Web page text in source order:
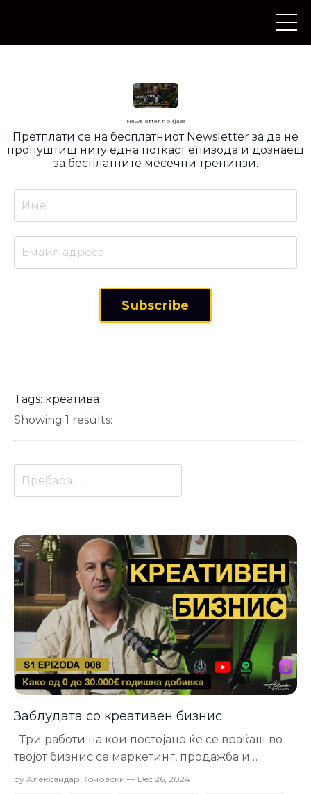
Newsletter пријава
Претплати се на бесплатниот Newsletter за да не
пропуштиш ниту една поткаст епизода и дознаеш
за бесплатните месечни тренинзи.
Subscribe
Tags: креатива
Showing 1 results:
Заблудата со креативен бизнис
Три работи на кои постојано ќе се враќаш во
твојот бизнис се маркетинг, продажба и
испорака. Секогаш ќе се трудиш да ги
by Александар Кочовски — Dec 26, 2024